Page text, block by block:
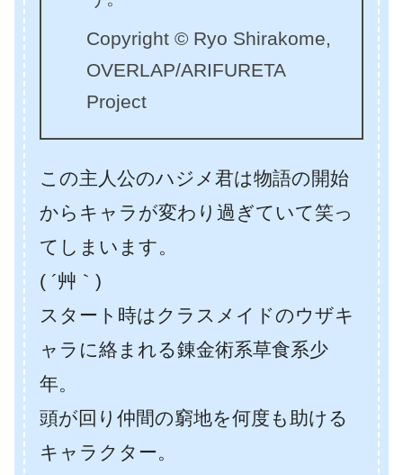
Copyright © Ryo Shirakome,
OVERLAP/ARIFURETA
Project
この主人公のハジメ君は物語の開始
からキャラが変わり過ぎていて笑っ
てしまいます。
( ´艸｀)
スタート時はクラスメイドのウザキ
ャラに絡まれる錬金術系草食系少
年。
頭が回り仲間の窮地を何度も助ける
キャラクター。